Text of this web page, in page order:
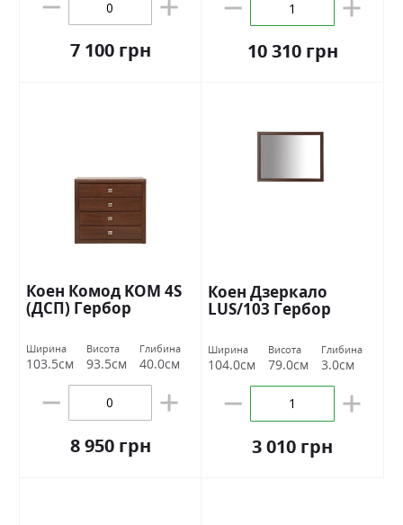
7 100 грн 10 310 грн
Коен Комод KOM 4S
(ДСП) Гербор
Ширина
103.5см
Висота
93.5см
Глибина
40.0см
8 950 грн
Коен Дзеркало
LUS/103 Гербор
Ширина
104.0см
Висота
79.0см
Глибина
3.0см
3 010 грн